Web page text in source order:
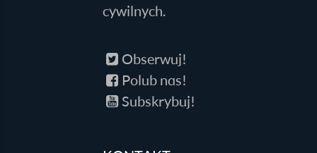
cywilnych.
Obserwuj!
Polub nas!
Subskrybuj!